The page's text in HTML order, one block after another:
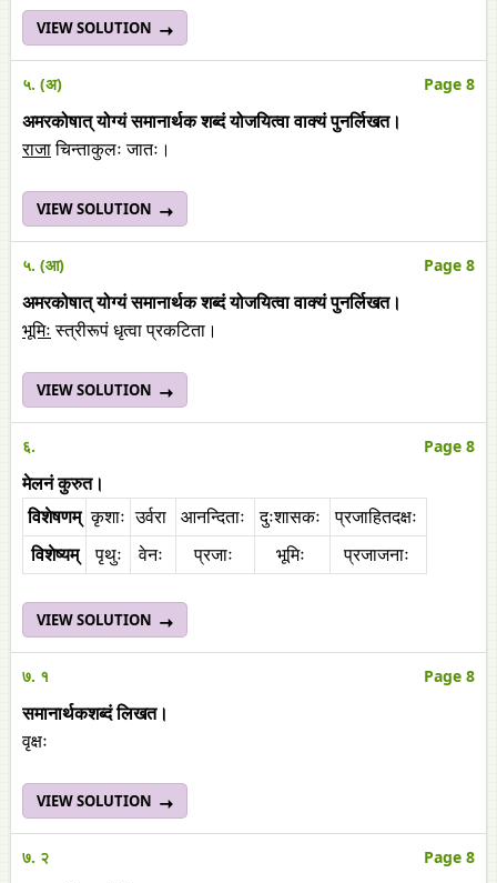
VIEW SOLUTION
५. (अ) Page 8
अमरकोषात् योग्यं समानार्थक शब्दं योजयित्वा वाक्यं पुनर्लिखत।
राजाचिन्ताकुलः जातः।
VIEW SOLUTION
५. (आ) Page 8
अमरकोषात् योग्यं समानार्थक शब्दं योजयित्वा वाक्यं पुनर्लिखत।
भूमिः स्त्रीरूपं धृत्वा प्रकटिता।
VIEW SOLUTION
६. Page 8
मेलनं कुरुत।
विशेषणम्‌ कृशाः उर्वरा आनन्दिताः दुःशासकः
प्रजाहितदक्षः
विशेष्यम्‌
पृथुः वेनः प्रजाः भूमिः प्रजाजनाः
VIEW SOLUTION
७. १ Page 8
समानार्थकशब्दं लिखत।
वृक्षः
VIEW SOLUTION
७. २ Page 8